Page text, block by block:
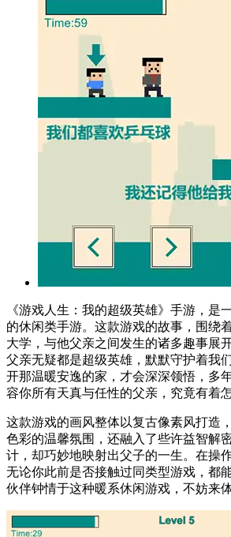
《游戏人生：我的超级英雄》手游，是
的休闲类手游。这款游戏的故事，围绕
大学，与他父亲之间发生的诸多趣事展
父亲无疑都是超级英雄，默默守护着我
开那温暖安逸的家，才会深深领悟，多
容你所有天真与任性的父亲，究竟有着
这款游戏的画风整体以复古像素风打造
色彩的温馨氛围，还融入了些许益智解
计，却巧妙地映射出父子的一生。在操
无论你此前是否接触过同类型游戏，都
伙伴钟情于这种暖系休闲游戏，不妨来